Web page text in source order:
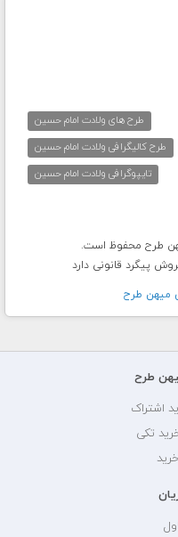
طرح های ولادت امام حسین
طرح کالیگرافی ولادت امام حسین
تایپوگرافی ولادت امام حسین
پیگرد قانونی دارد
ميهن طرح
طرح
اشتراک
تکی